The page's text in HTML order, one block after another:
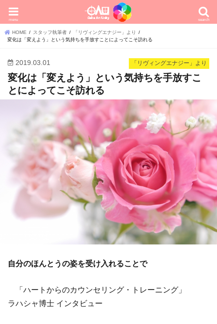
search
menu
HOME スタッフ執筆者
「リヴィングエナジー」より
変化は「変えよう」という気持ちを手放すことによってこそ訪れる
「リヴィングエナジー」より
2019.03.01
変化は「変えよう」という気持ちを手放すこ
とによってこそ訪れる
自分のほんとうの姿を受け入れることで
「ハートからのカウンセリング・トレーニング」
ラハシャ博士 インタビュー